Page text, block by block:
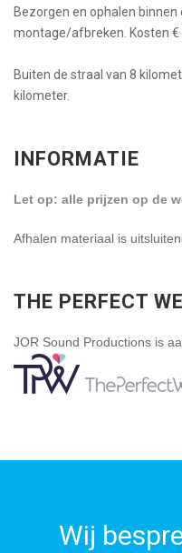
Bezorgen en ophalen
montage/afbreken. Kosten €
Buiten de straal van 8
kilometer.
INFORMATIE
Let op: alle prijzen op de
Afhalen materiaal is
THE PERFECT
JOR Sound Productions is
Wij